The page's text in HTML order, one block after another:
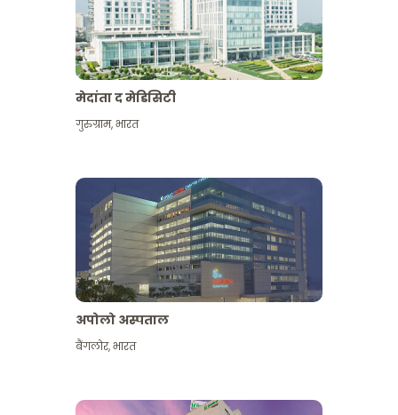
मेदांता द मेडिसिटी
गुरुग्राम,भारत
अपोलो अस्पताल
बैंगलोर,भारत